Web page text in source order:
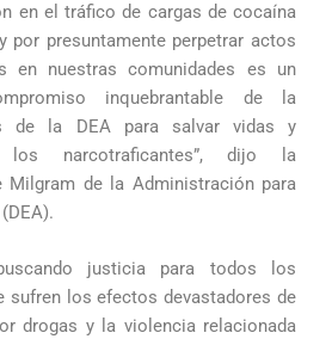
en el tráfico de cargas de cocaína
por presuntamente perpetrar actos
en nuestras comunidades es un
inquebrantable de la
de la DEA para salvar vidas y
los narcotraficantes”, dijo la
Milgram de la Administración para
justicia para todos los
sufren los efectos devastadores de
drogas y la violencia relacionada